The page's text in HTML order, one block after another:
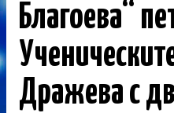
Благоева“
Дражева с